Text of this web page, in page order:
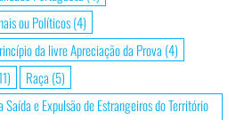
ou Políticos(4)
da livre Apreciação da Prova (4)
Raça (5)
e Expulsão de Estrangeiros do Território